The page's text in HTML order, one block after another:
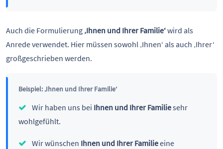
Auch die Formulierung ‚Ihnen und Ihrer Familie‘wird als
Anrede verwendet. Hier müssen sowohl ‚Ihnen‘ als auch ‚Ihrer‘
großgeschrieben werden.
Beispiel: ‚Ihnen und Ihrer Familie‘
Wir haben uns bei Ihnen und Ihrer Familiesehr
wohlgefühlt.
Wir wünschen Ihnen und Ihrer Familieeine